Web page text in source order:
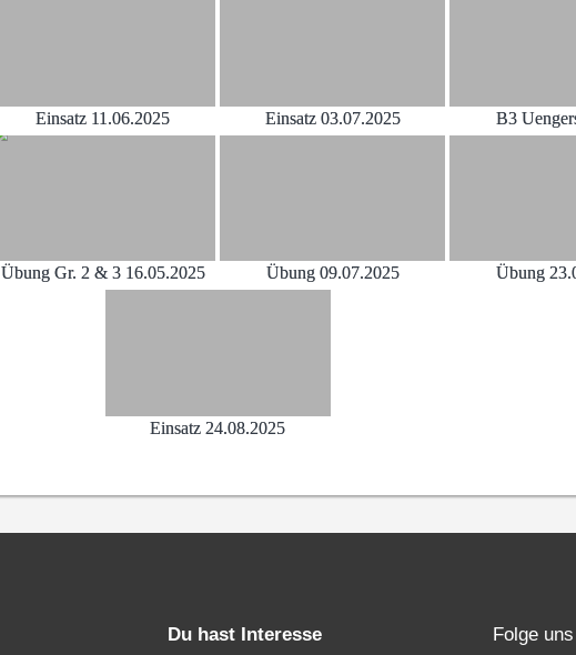
Einsatz 11.06.2025 Einsatz 03.07.2025 B3
Übung Gr. 2 & 3 16.05.2025 Übung 09.07.2025 Übung
Einsatz 24.08.2025
Du hast Interesse Folge